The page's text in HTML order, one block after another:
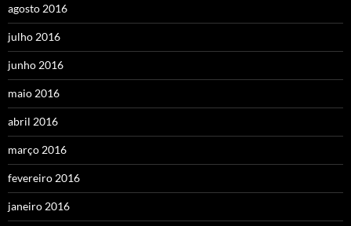
agosto 2016
julho 2016
junho 2016
maio 2016
abril 2016
março 2016
fevereiro 2016
janeiro 2016